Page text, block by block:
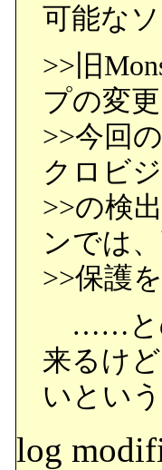
可能な
>>旧
プの変更
>>今回
クロビ
>>の検
ンでは
>>保護
……との
来るけ
いとい
log